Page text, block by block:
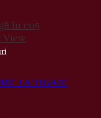
în coș
View
LA TIGAIE